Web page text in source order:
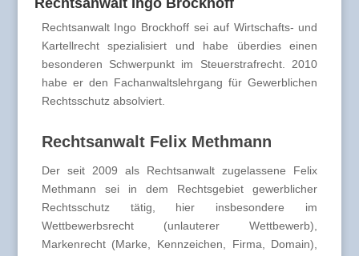
Rechtsanwalt Ingo Brockhoff
Rechtsanwalt Ingo Brockhoff sei auf Wirtschafts- und
Kartellrecht spezialisiert und habe überdies einen
besonderen Schwerpunkt im Steuerstrafrecht. 2010
habe er den Fachanwaltslehrgang für Gewerblichen
Rechtsschutz absolviert.
Rechtsanwalt Felix Methmann
Der seit 2009 als Rechtsanwalt zugelassene Felix
Methmann sei in dem Rechtsgebiet gewerblicher
Rechtsschutz tätig, hier insbesondere im
Wettbewerbsrecht (unlauterer Wettbewerb),
Markenrecht (Marke, Kennzeichen, Firma, Domain),